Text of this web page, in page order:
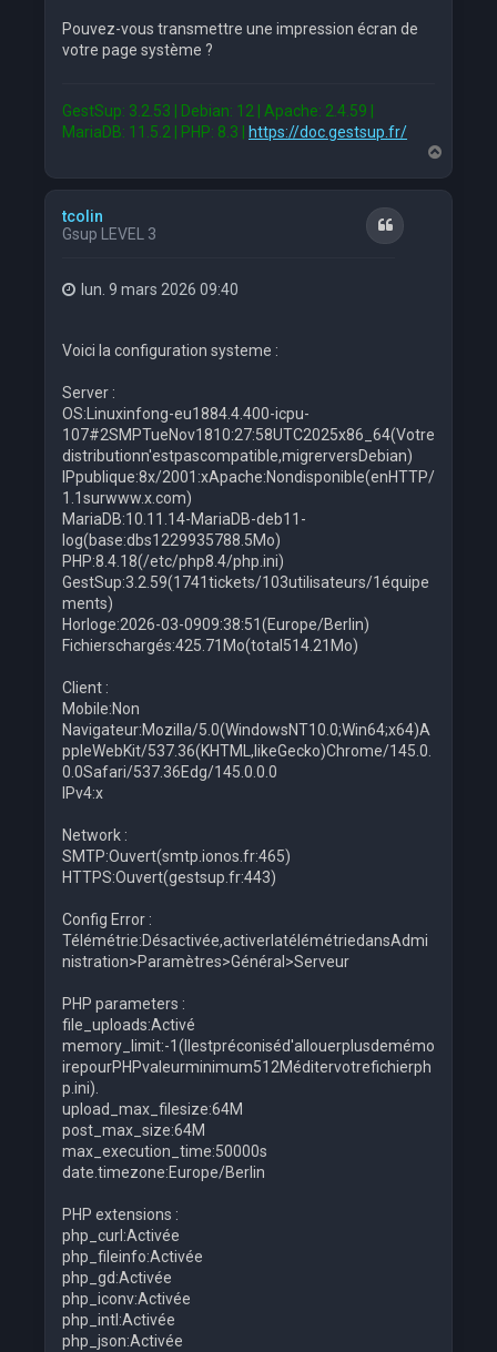
Pouvez-vous transmettre une impression écran de
votre page système ?
GestSup: 3.2.53 | Debian: 12 | Apache: 2.4.59 |
MariaDB: 11.5.2 | PHP: 8.3 |
https://doc.gestsup.fr/
a
tcolin
Gsup LEVEL 3
Citation
lun. 9 mars 2026 09:40
Voici la configuration systeme :
Server :
OS:Linuxinfong-eu1884.4.400-icpu-
107#2SMPTueNov1810:27:58UTC2025x86_64(Votre
distributionn'estpascompatible,migrerversDebian)
IPpublique:8x/2001:xApache:Nondisponible(enHTTP/
1.1surwww.x.com)
MariaDB:10.11.14-MariaDB-deb11-
log(base:dbs1229935788.5Mo)
PHP:8.4.18(/etc/php8.4/php.ini)
GestSup:3.2.59(1741tickets/103utilisateurs/1équipe
ments)
Horloge:2026-03-0909:38:51(Europe/Berlin)
Fichierschargés:425.71Mo(total514.21Mo)
Client :
Mobile:Non
Navigateur:Mozilla/5.0(WindowsNT10.0;Win64;x64)A
ppleWebKit/537.36(KHTML,likeGecko)Chrome/145.0.
0.0Safari/537.36Edg/145.0.0.0
IPv4:x
Network :
SMTP:Ouvert(smtp.ionos.fr:465)
HTTPS:Ouvert(gestsup.fr:443)
Config Error :
Télémétrie:Désactivée,activerlatélémétriedansAdmi
nistration>Paramètres>Général>Serveur
PHP parameters :
file_uploads:Activé
memory_limit:-1(Ilestpréconiséd'allouerplusdemémo
irepourPHPvaleurminimum512Méditervotrefichierph
p.ini).
upload_max_filesize:64M
post_max_size:64M
max_execution_time:50000s
date.timezone:Europe/Berlin
PHP extensions :
php_curl:Activée
php_fileinfo:Activée
php_gd:Activée
php_iconv:Activée
php_intl:Activée
php_json:Activée